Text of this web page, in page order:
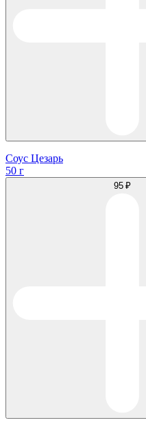
Соус Цезарь
50 г
95 ₽